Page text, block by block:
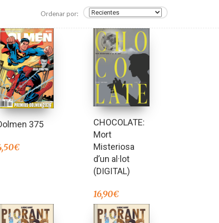
Ordenar por:
375
€
CHOCOLATE:
Mort
Misteriosa
d’un al·lot
(DIGITAL)
16,90€